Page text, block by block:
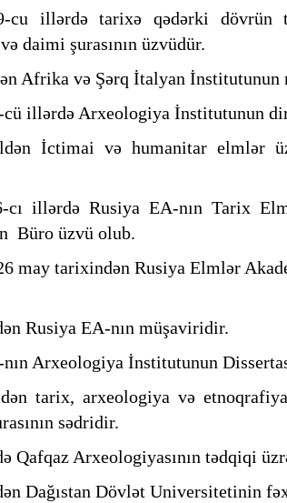
cu illərdə tarixə qədərki dövrün
daimi şurasının üzvüdür.
Afrika və Şərq İtalyan
cü illərdə Arxeologiya İnstitutunun
İctimai və humanitar elmlər
cı illərdə Rusiya EA-nın Tarix
Büro üzvü olub.
may tarixindən Rusiya Elmlər
Rusiya EA-nın müşaviridir.
Arxeologiya İnstitutunun
tarix, arxeologiya və
sədridir.
Qafqaz Arxeologiyasının tədqiqi
Dağıstan Dövlət Universitetinin